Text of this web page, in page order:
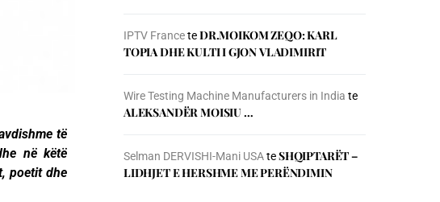
të
në këtë
poetit dhe
IPTV FranceteDR.MOIKOM ZEQO: KARL
TOPIA DHE KULTI I GJON VLADIMIRIT
Wire Testing Machine Manufacturers in India te
ALEKSANDËR MOISIU …
Selman DERVISHI-Mani USAteSHQIPTARËT –
LIDHJET E HERSHME ME PERËNDIMIN